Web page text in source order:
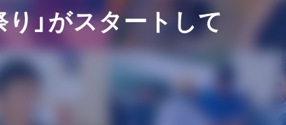
」がスタートして